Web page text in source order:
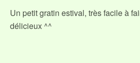
Un petit gratin estival, très facile à
délicieux ^^